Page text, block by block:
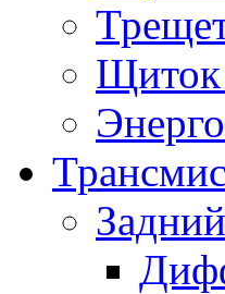
Щиток